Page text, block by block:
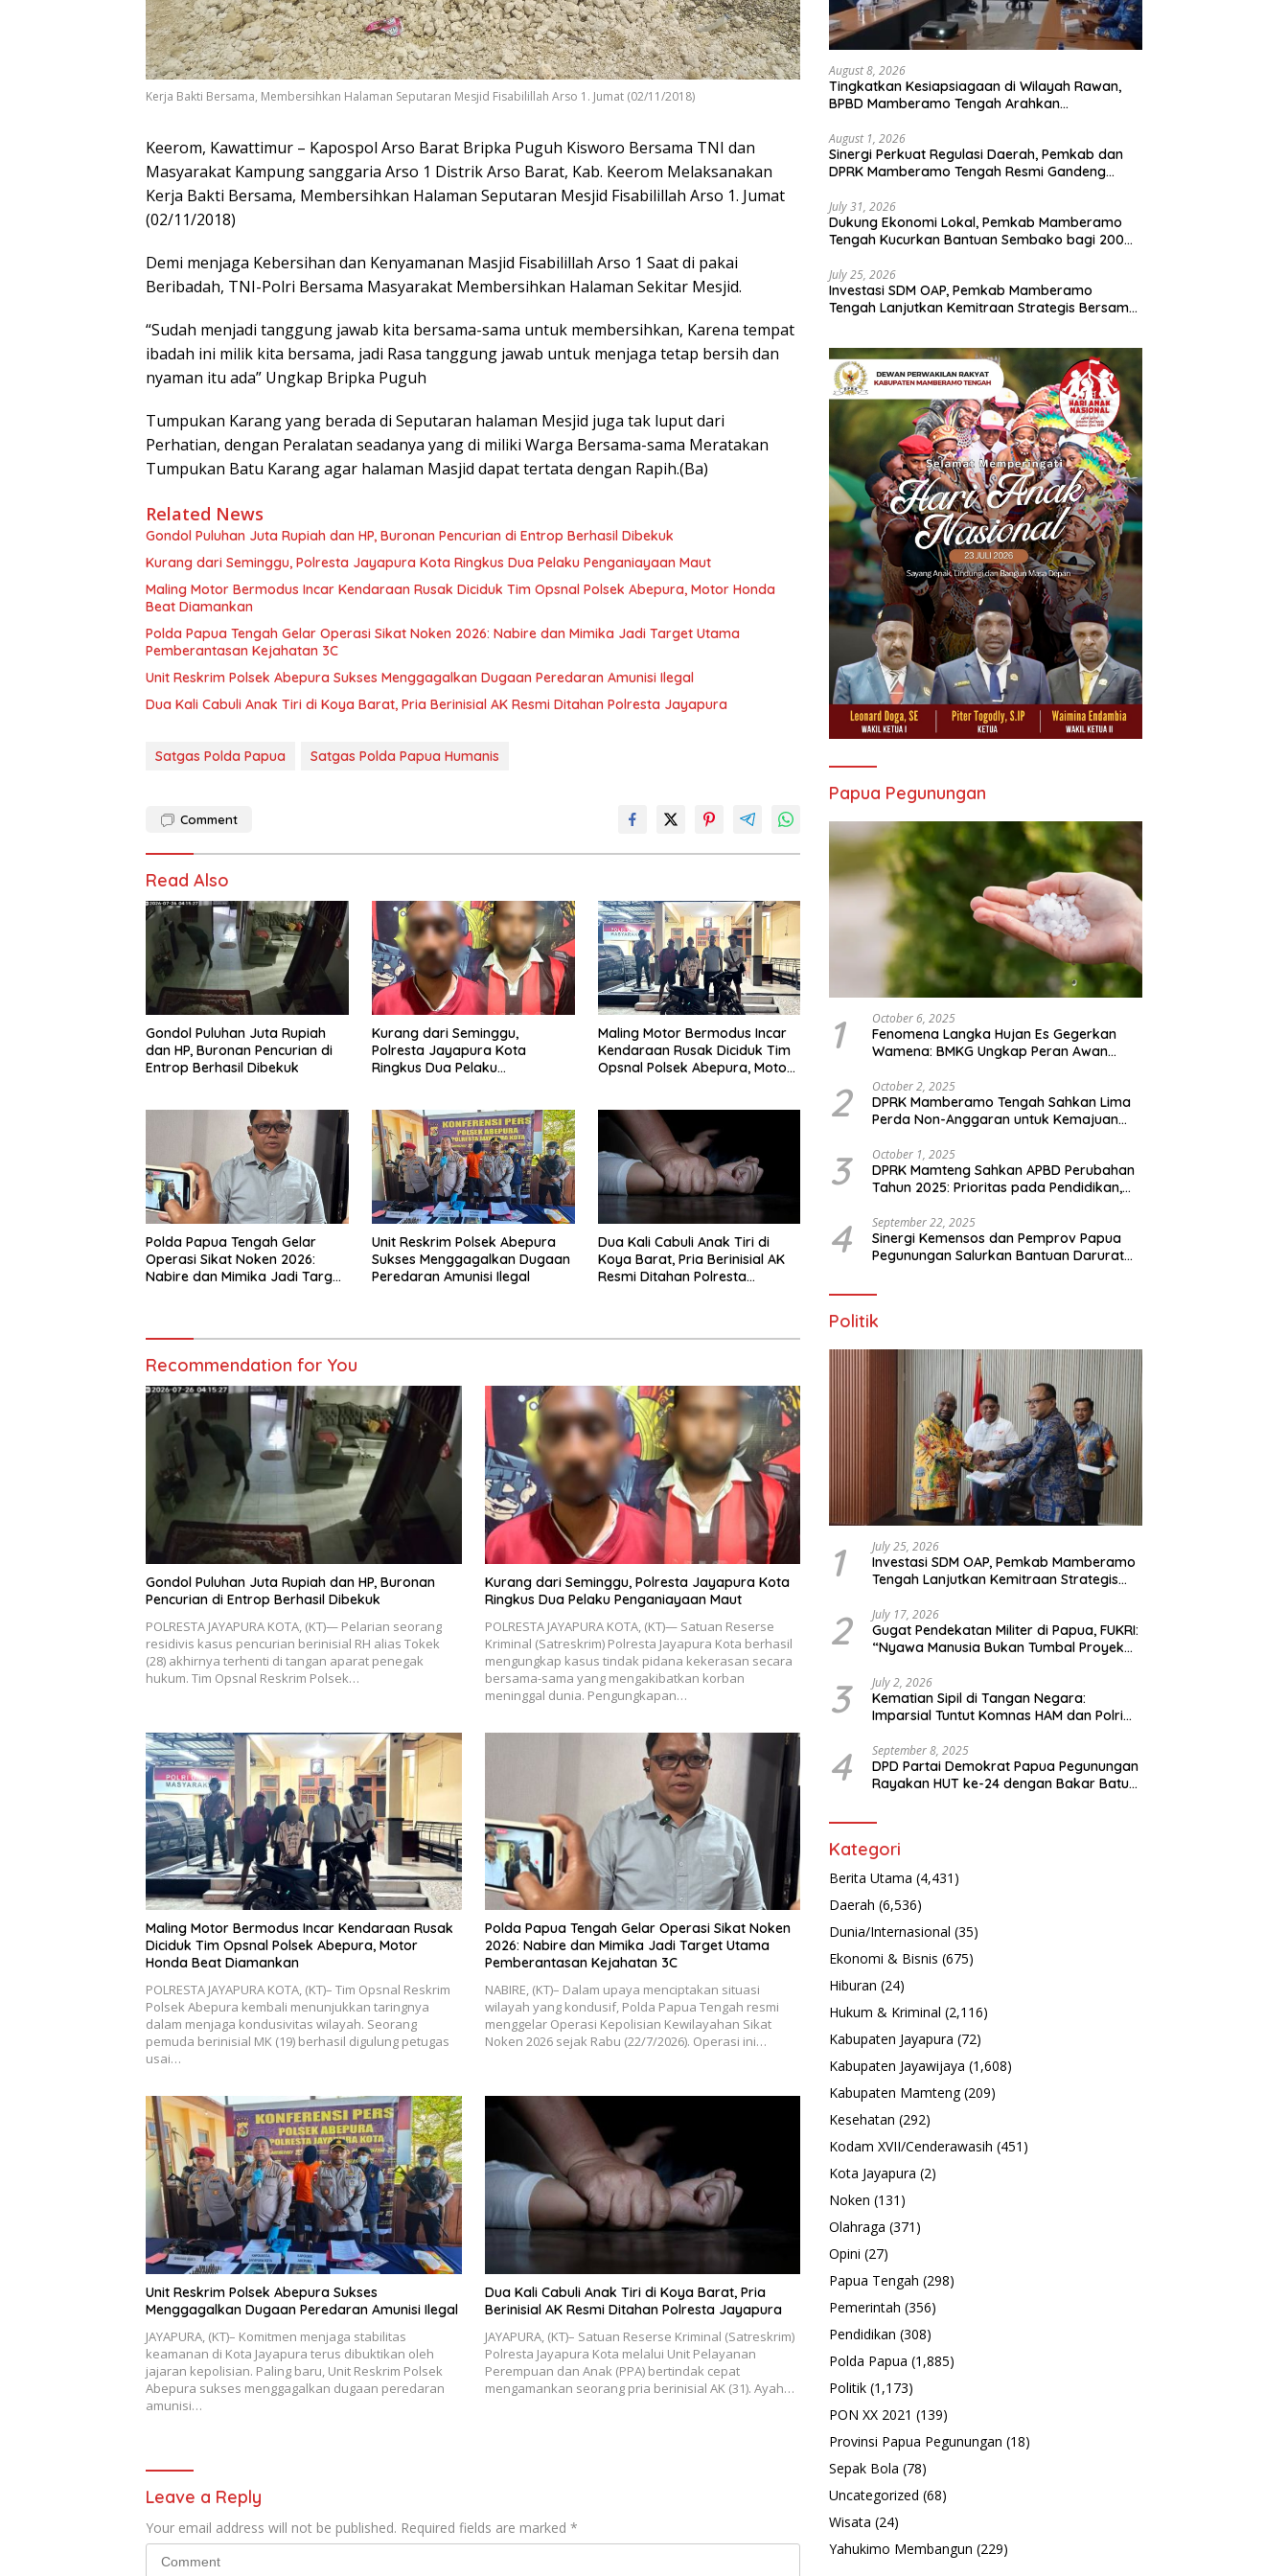
Kerja Bakti Bersama, Membersihkan Halaman Seputaran Mesjid Fisabilillah Arso 1. Jumat (02/11/2018)
Keerom, Kawattimur – Kapospol Arso Barat Bripka Puguh Kisworo Bersama TNI dan
Masyarakat Kampung sanggaria Arso 1 Distrik Arso Barat, Kab. Keerom Melaksanakan
Kerja Bakti Bersama, Membersihkan Halaman Seputaran Mesjid Fisabilillah Arso 1. Jumat
(02/11/2018)
Demi menjaga Kebersihan dan Kenyamanan Masjid Fisabilillah Arso 1 Saat di pakai
Beribadah, TNI-Polri Bersama Masyarakat Membersihkan Halaman Sekitar Mesjid.
“Sudah menjadi tanggung jawab kita bersama-sama untuk membersihkan, Karena tempat
ibadah ini milik kita bersama, jadi Rasa tanggung jawab untuk menjaga tetap bersih dan
nyaman itu ada” Ungkap Bripka Puguh
Tumpukan Karang yang berada di Seputaran halaman Mesjid juga tak luput dari
Perhatian, dengan Peralatan seadanya yang di miliki Warga Bersama-sama Meratakan
Tumpukan Batu Karang agar halaman Masjid dapat tertata dengan Rapih.(Ba)
Related News
Gondol Puluhan Juta Rupiah dan HP, Buronan Pencurian di Entrop Berhasil Dibekuk
Kurang dari Seminggu, Polresta Jayapura Kota Ringkus Dua Pelaku Penganiayaan Maut
Maling Motor Bermodus Incar Kendaraan Rusak Diciduk Tim Opsnal Polsek Abepura, Motor Honda
Beat Diamankan
Polda Papua Tengah Gelar Operasi Sikat Noken 2026: Nabire dan Mimika Jadi Target Utama
Pemberantasan Kejahatan 3C
Unit Reskrim Polsek Abepura Sukses Menggagalkan Dugaan Peredaran Amunisi Ilegal
Dua Kali Cabuli Anak Tiri di Koya Barat, Pria Berinisial AK Resmi Ditahan Polresta Jayapura
Satgas Polda Papua Satgas Polda Papua Humanis
Comment
Read Also
Gondol Puluhan Juta Rupiah
dan HP, Buronan Pencurian di
Entrop Berhasil Dibekuk
Kurang dari Seminggu,
Polresta Jayapura Kota
Ringkus Dua Pelaku
Maling Motor Bermodus Incar
Kendaraan Rusak Diciduk Tim
Opsnal Polsek Abepura, Motor
Polda Papua Tengah Gelar
Operasi Sikat Noken 2026:
Nabire dan Mimika Jadi Target
Unit Reskrim Polsek Abepura
Sukses Menggagalkan Dugaan
Peredaran Amunisi Ilegal
Dua Kali Cabuli Anak Tiri di
Koya Barat, Pria Berinisial AK
Resmi Ditahan Polresta
Recommendation for You
Gondol Puluhan Juta Rupiah dan HP, Buronan
Pencurian di Entrop Berhasil Dibekuk
POLRESTA JAYAPURA KOTA, (KT)— Pelarian seorang
residivis kasus pencurian berinisial RH alias Tokek
(28) akhirnya terhenti di tangan aparat penegak
hukum. Tim Opsnal Reskrim Polsek…
Kurang dari Seminggu, Polresta Jayapura Kota
Ringkus Dua Pelaku Penganiayaan Maut
POLRESTA JAYAPURA KOTA, (KT)— Satuan Reserse
Kriminal (Satreskrim) Polresta Jayapura Kota berhasil
mengungkap kasus tindak pidana kekerasan secara
bersama-sama yang mengakibatkan korban
meninggal dunia. Pengungkapan…
Maling Motor Bermodus Incar Kendaraan Rusak
Diciduk Tim Opsnal Polsek Abepura, Motor
Honda Beat Diamankan
POLRESTA JAYAPURA KOTA, (KT)– Tim Opsnal Reskrim
Polsek Abepura kembali menunjukkan taringnya
dalam menjaga kondusivitas wilayah. Seorang
pemuda berinisial MK (19) berhasil digulung petugas
usai…
Polda Papua Tengah Gelar Operasi Sikat Noken
2026: Nabire dan Mimika Jadi Target Utama
Pemberantasan Kejahatan 3C
NABIRE, (KT)– Dalam upaya menciptakan situasi
wilayah yang kondusif, Polda Papua Tengah resmi
menggelar Operasi Kepolisian Kewilayahan Sikat
Noken 2026 sejak Rabu (22/7/2026). Operasi ini…
Unit Reskrim Polsek Abepura Sukses
Menggagalkan Dugaan Peredaran Amunisi Ilegal
JAYAPURA, (KT)– Komitmen menjaga stabilitas
keamanan di Kota Jayapura terus dibuktikan oleh
jajaran kepolisian. Paling baru, Unit Reskrim Polsek
Abepura sukses menggagalkan dugaan peredaran
amunisi…
Dua Kali Cabuli Anak Tiri di Koya Barat, Pria
Berinisial AK Resmi Ditahan Polresta Jayapura
JAYAPURA, (KT)– Satuan Reserse Kriminal (Satreskrim)
Polresta Jayapura Kota melalui Unit Pelayanan
Perempuan dan Anak (PPA) bertindak cepat
mengamankan seorang pria berinisial AK (31). Ayah…
Leave a Reply
Your email address will not be published. Required fields are marked *
August 8, 2026
Tingkatkan Kesiapsiagaan di Wilayah Rawan,
BPBD Mamberamo Tengah Arahkan
August 1, 2026
Sinergi Perkuat Regulasi Daerah, Pemkab dan
DPRK Mamberamo Tengah Resmi Gandeng
July 31, 2026
Dukung Ekonomi Lokal, Pemkab Mamberamo
Tengah Kucurkan Bantuan Sembako bagi 200
July 25, 2026
Investasi SDM OAP, Pemkab Mamberamo
Tengah Lanjutkan Kemitraan Strategis Bersama
Papua Pegunungan
1 October 6, 2025
Fenomena Langka Hujan Es Gegerkan
Wamena: BMKG Ungkap Peran Awan
Ekstrem Peralihan Musim
2 October 2, 2025
DPRK Mamberamo Tengah Sahkan Lima
Perda Non-Anggaran untuk Kemajuan
3 October 1, 2025
DPRK Mamteng Sahkan APBD Perubahan
Tahun 2025: Prioritas pada Pendidikan,
4 September 22, 2025
Sinergi Kemensos dan Pemprov Papua
Pegunungan Salurkan Bantuan Darurat
Politik
1 July 25, 2026
Investasi SDM OAP, Pemkab Mamberamo
Tengah Lanjutkan Kemitraan Strategis
2 July 17, 2026
Gugat Pendekatan Militer di Papua, FUKRI:
“Nyawa Manusia Bukan Tumbal Proyek
3 July 2, 2026
Kematian Sipil di Tangan Negara:
Imparsial Tuntut Komnas HAM dan Polri
4 September 8, 2025
DPD Partai Demokrat Papua Pegunungan
Rayakan HUT ke-24 dengan Bakar Batu
Kategori
Berita Utama (4,431)
Daerah (6,536)
Dunia/Internasional (35)
Ekonomi & Bisnis (675)
Hiburan (24)
Hukum & Kriminal (2,116)
Kabupaten Jayapura (72)
Kabupaten Jayawijaya (1,608)
Kabupaten Mamteng(209)
Kesehatan (292)
Kodam XVII/Cenderawasih (451)
Kota Jayapura (2)
Noken (131)
Olahraga (371)
Opini (27)
Papua Tengah (298)
Pemerintah (356)
Pendidikan (308)
Polda Papua (1,885)
Politik (1,173)
PON XX 2021 (139)
Provinsi Papua Pegunungan (18)
Sepak Bola (78)
Uncategorized (68)
Wisata (24)
Yahukimo Membangun (229)